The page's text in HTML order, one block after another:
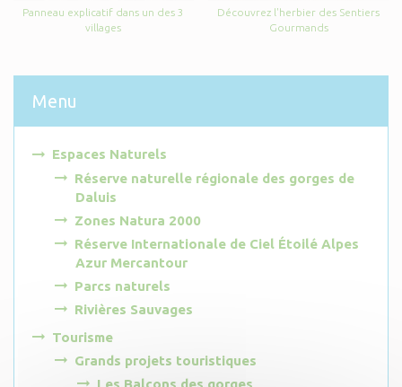
Panneau explicatif dans un des 3
villages
Découvrez l'herbier des Sentiers
Gourmands
Menu
Espaces Naturels
Réserve naturelle régionale des gorges de
Daluis
Zones Natura 2000
Réserve Internationale de Ciel Étoilé Alpes
Azur Mercantour
Parcs naturels
Rivières Sauvages
Tourisme
Grands projets touristiques
Les Balcons des gorges